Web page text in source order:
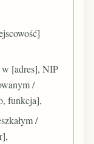
w [adres], NIP
/
funkcja],
/